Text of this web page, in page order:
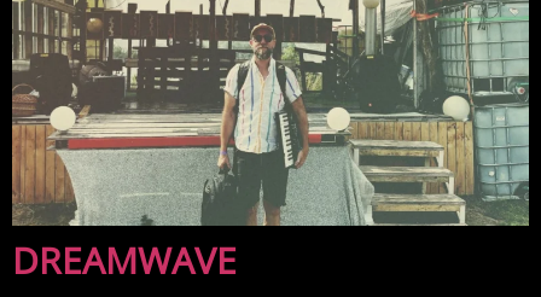
DREAMWAVE